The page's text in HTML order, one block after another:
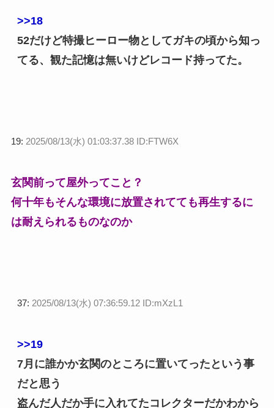
>>18
52だけど特撮ヒーロー物としてガキの頃から知っ
てる、観た記憶は無いけどレコード持ってた。
19: 2025/08/13(水) 01:03:37.38 ID:FTW6X
玄関前って屋外ってこと？
何十年もそんな環境に放置されてても再生するに
は耐えられるものなのか
37: 2025/08/13(水) 07:36:59.12 ID:mXzL1
>>19
7月に誰かか玄関のところに置いてったという事
だと思う
盗んだ人だか手に入れてたコレクターだかわから